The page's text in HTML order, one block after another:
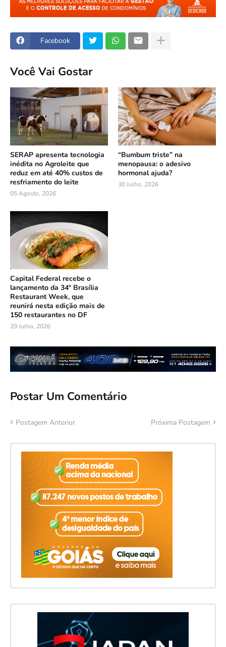
Facebook
Você Vai Gostar
SERAP apresenta tecnologia
inédita no Agroleite que
reduz em até 40% custos de
resfriamento do leite
05 Agosto, 2026
“Bumbum triste” na
menopausa: o adesivo
hormonal ajuda?
30 Julho, 2026
Capital Federal recebe o
lançamento da 34ª Brasília
Restaurant Week, que
reunirá nesta edição mais de
150 restaurantes no DF
29 Julho, 2026
Postar Um Comentário
Postagem Anterior Próxima Postagem